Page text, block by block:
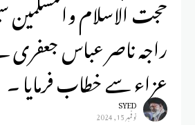
حجت الاسلام والمسلمین
راجہ ناصر عباس
عزاء سے خطاب فرمایا ۔
SYED
نوفمبر 15, 2024